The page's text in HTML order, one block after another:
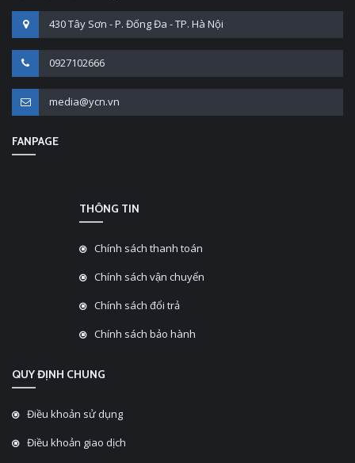
430 Tây Sơn - P. Đống Đa - TP. Hà Nội
0927102666
media@ycn.vn
FANPAGE
THÔNG TIN
Chính sách thanh toán
Chính sách vận chuyển
Chính sách đổi trả
Chính sách bảo hành
QUY ĐỊNH CHUNG
Điều khoản sử dụng
Điều khoản giao dịch